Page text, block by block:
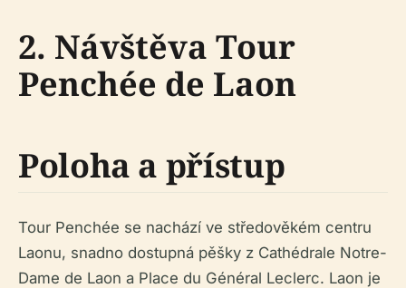
2. Návštěva Tour
Penchée de Laon
Poloha a přístup
Tour Penchée se nachází ve středověkém centru
Laonu, snadno dostupná pěšky z Cathédrale Notre-
Dame de Laon a Place du Général Leclerc. Laon je